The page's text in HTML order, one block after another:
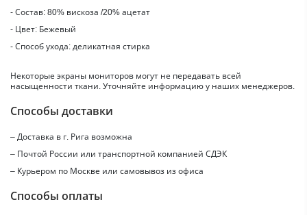
- Состав: 80% вискоза /20% ацетат
- Цвет: Бежевый
- Способ ухода: деликатная стирка
Некоторые экраны мониторов могут не передавать всей
насыщенности ткани. Уточняйте информацию у наших менеджеров.
Способы доставки
– Доставка в г. Рига возможна
– Почтой России или транспортной компанией СДЭК
– Курьером по Москве или самовывоз из офиса
Способы оплаты